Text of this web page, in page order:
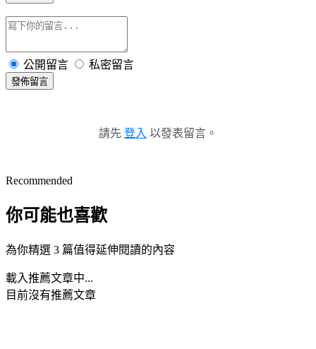
公開留言 私密留言
發佈留言
請先 登入 以發表留言。
Recommended
你可能也喜歡
為你精選 3 篇值得延伸閱讀的內容
載入推薦文章中...
目前沒有推薦文章